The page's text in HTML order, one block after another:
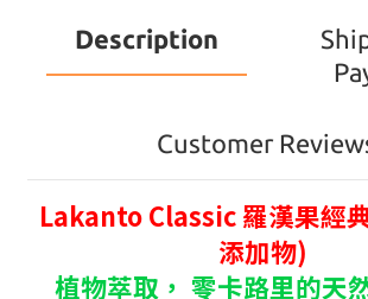
Description
Customer
Lakanto Classic 羅漢果經
添加物)
植物萃取， 零卡路里的天